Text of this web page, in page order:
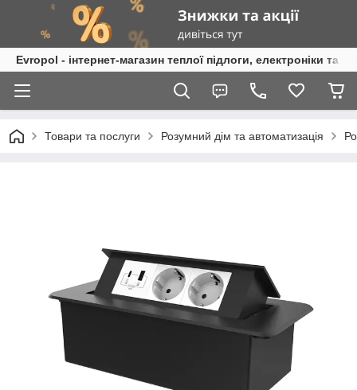
Evropol - інтернет-магазин теплої підлоги, електроніки та
Товари та послуги Розумний дім та автоматизація